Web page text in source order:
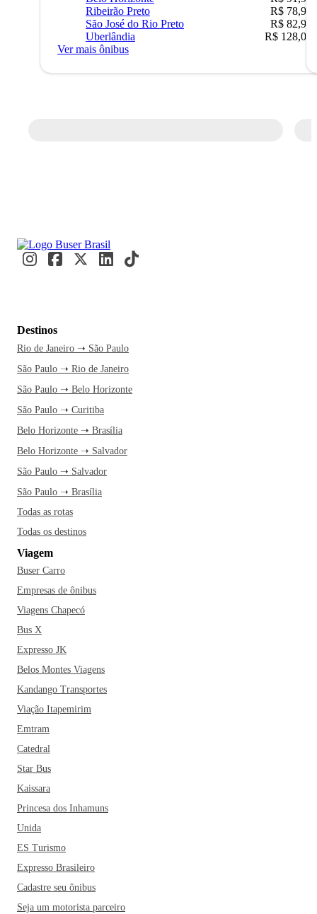
Ribeirão Preto
R$ 78,90
São José do Rio Preto
R$ 82,90
Uberlândia
R$ 128,05
Ver mais ônibus
Destinos
Rio de Janeiro ➝ São Paulo
São Paulo ➝ Rio de Janeiro
São Paulo ➝ Belo Horizonte
São Paulo ➝ Curitiba
Belo Horizonte ➝ Brasília
Belo Horizonte ➝ Salvador
São Paulo ➝ Salvador
São Paulo ➝ Brasília
Todas as rotas
Todas os destinos
Viagem
Buser Carro
Empresas de ônibus
Viagens Chapecó
Bus X
Expresso JK
Belos Montes Viagens
Kandango Transportes
Viação Itapemirim
Emtram
Catedral
Star Bus
Kaissara
Princesa dos Inhamuns
Unida
ES Turismo
Expresso Brasileiro
Cadastre seu ônibus
Seja um motorista parceiro